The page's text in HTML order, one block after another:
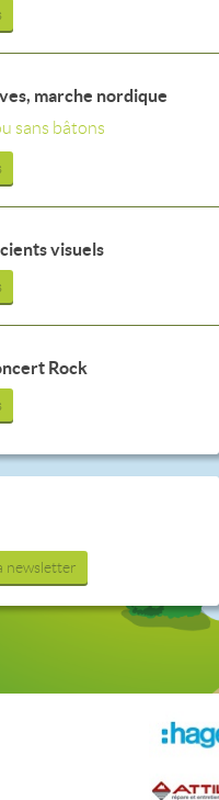
marche nordique
sans bâtons
visuels
Rock
newsletter